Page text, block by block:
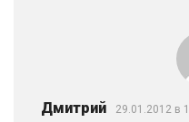
Дмитрий 29.01.2012 в